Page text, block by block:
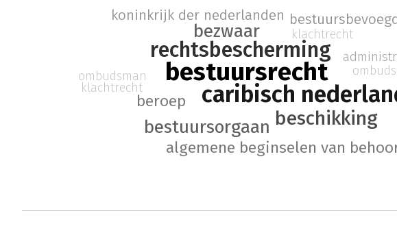
bestuursrecht
caribisch
rechtsbescherming
beschikking
bestuursorgaan
bezwaar
algemene beginselen van
beroep
koninkrijk der nederlanden
klachtrecht
klachtrecht
ombudsman